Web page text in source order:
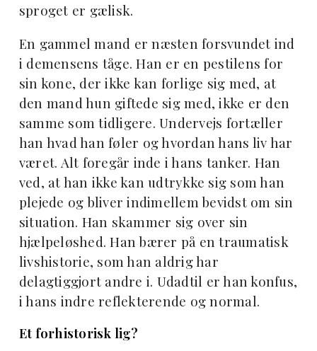
sproget er gælisk.
En gammel mand er næsten forsvundet ind
i demensens tåge. Han er en pestilens for
sin kone, der ikke kan forlige sig med, at
den mand hun giftede sig med, ikke er den
samme som tidligere. Undervejs fortæller
han hvad han føler og hvordan hans liv har
været. Alt foregår inde i hans tanker. Han
ved, at han ikke kan udtrykke sig som han
plejede og bliver indimellem bevidst om sin
situation. Han skammer sig over sin
hjælpeløshed. Han bærer på en traumatisk
livshistorie, som han aldrig har
delagtiggjort andre i. Udadtil er han konfus,
i hans indre reflekterende og normal.
Et forhistorisk lig?